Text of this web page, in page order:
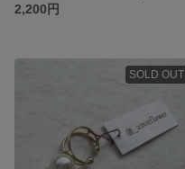
2,200円
SOLD OUT